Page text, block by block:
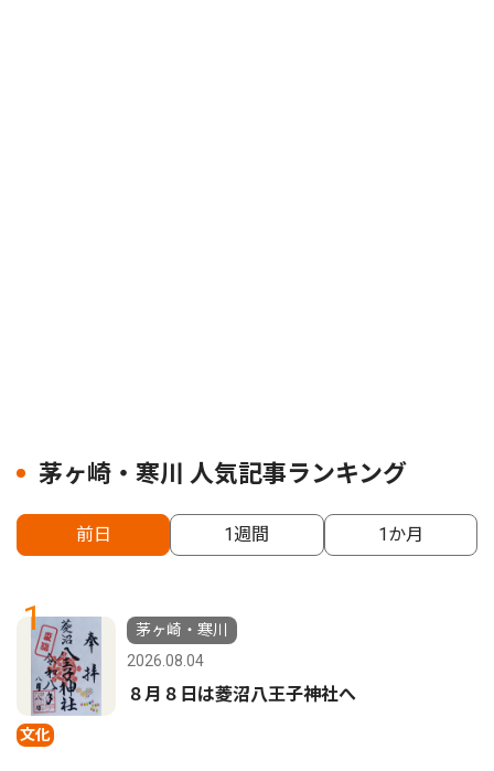
茅ヶ崎・寒川 人気記事ランキング
前日 1週間 1か月
1
文化
茅ヶ崎・寒川
2026.08.04
８月８日は菱沼八王子神社へ